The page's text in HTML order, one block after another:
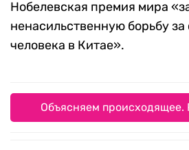
Нобелевская премия мира
ненасильственную борьбу
человека в Китае».
Объясняем происходящее.